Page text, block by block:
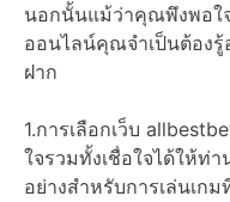
นอกนั้นแม้ว่าคุณพึงพอใจ
ออนไลน์คุณจำเป็นต้องรู้
ฝาก
1.การเลือกเว็บ
ใจรวมทั้งเชื่อใจได้ให้ท่
อย่างสำหรับการเล่นเ